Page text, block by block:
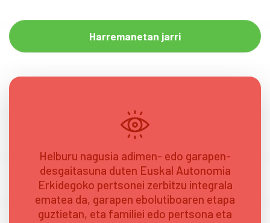
Harremanetan jarri
Helburu nagusia adimen- edo garapen-
desgaitasuna duten Euskal Autonomia
Erkidegoko pertsonei zerbitzu integrala
ematea da, garapen ebolutiboaren etapa
guztietan, eta familiei edo pertsona eta